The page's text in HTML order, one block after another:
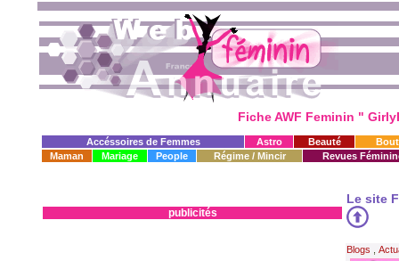
Fiche AWF Feminin "
Accéssoires de Femmes Astro Beauté
Maman
Mariage People Régime / Mincir Revues
publicités
Le site
Blogs